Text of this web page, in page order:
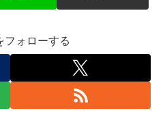
フォローする